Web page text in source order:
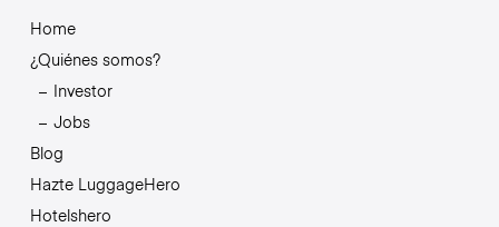
Home
¿Quiénes somos?
Investor
Jobs
Blog
Hazte LuggageHero
Hotelshero